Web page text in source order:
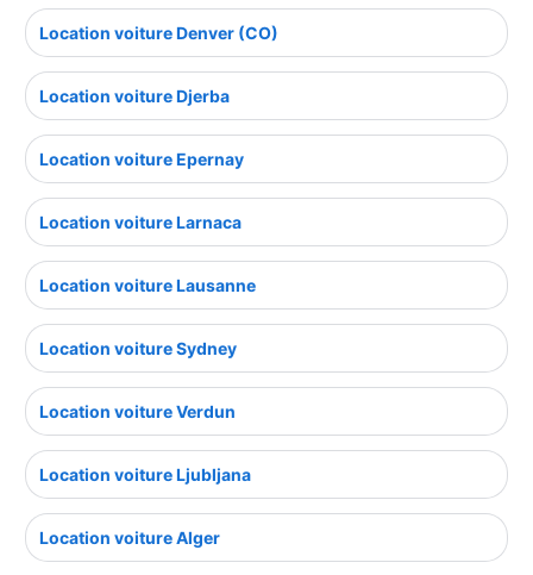
Location voiture Denver (CO)
Location voiture Djerba
Location voiture Epernay
Location voiture Larnaca
Location voiture Lausanne
Location voiture Sydney
Location voiture Verdun
Location voiture Ljubljana
Location voiture Alger